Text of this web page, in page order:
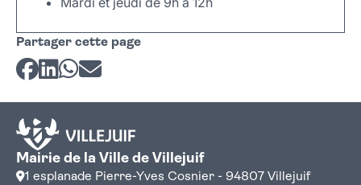
+
−
Leaflet
Partager cette page
Partager sur Facebook
Partager sur LinkedIn
Partager sur Whatsapp
Partager par courriel
Mairie de la Ville de Villejuif
1 esplanade Pierre-Yves Cosnier - 94807 Villejuif